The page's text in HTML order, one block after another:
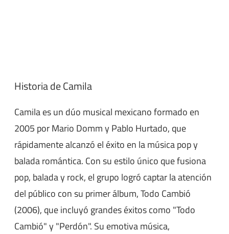
Historia de Camila
Camila es un dúo musical mexicano formado en
2005 por Mario Domm y Pablo Hurtado, que
rápidamente alcanzó el éxito en la música pop y
balada romántica. Con su estilo único que fusiona
pop, balada y rock, el grupo logró captar la atención
del público con su primer álbum, Todo Cambió
(2006), que incluyó grandes éxitos como "Todo
Cambió" y "Perdón". Su emotiva música,